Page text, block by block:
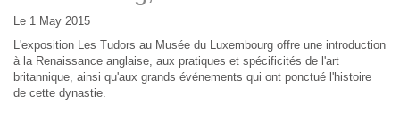
Le 1 May 2015
L'exposition Les Tudors au Musée du Luxembourg offre une introduction
à la Renaissance anglaise, aux pratiques et spécificités de l'art
britannique, ainsi qu'aux grands événements qui ont ponctué l'histoire
de cette dynastie.